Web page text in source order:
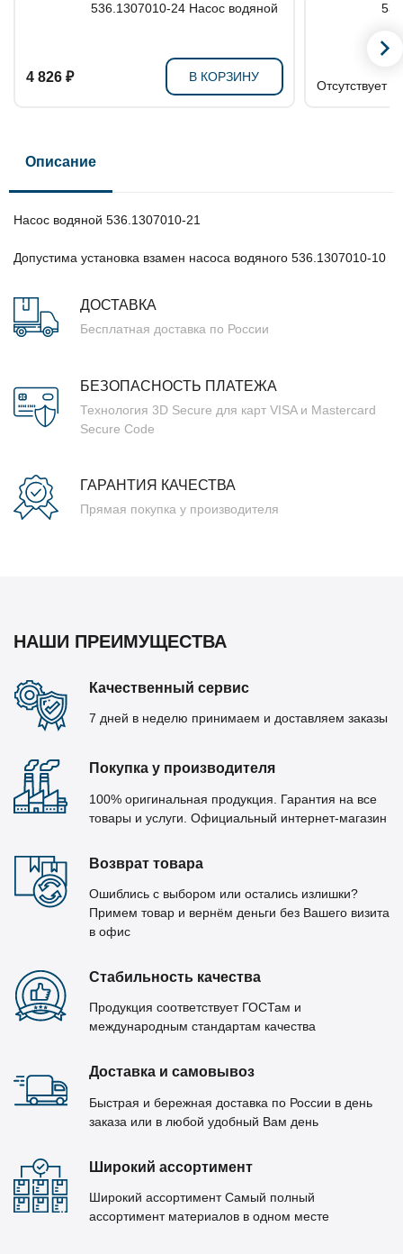
536.1307010-24 Насос водяной
4 826 ₽ В КОРЗИНУ
Отсутствует
Описание
Насос водяной 536.1307010-21
Допустима установка взамен насоса водяного 536.1307010-10
ДОСТАВКА
Бесплатная доставка по России
БЕЗОПАСНОСТЬ ПЛАТЕЖА
Технология 3D Secure для карт VISA и Mastercard
Secure Code
ГАРАНТИЯ КАЧЕСТВА
Прямая покупка у производителя
НАШИ ПРЕИМУЩЕСТВА
Качественный сервис
7 дней в неделю принимаем и доставляем заказы
Покупка у производителя
100% оригинальная продукция. Гарантия на все
товары и услуги. Официальный интернет-магазин
Возврат товара
Ошиблись с выбором или остались излишки?
Примем товар и вернём деньги без Вашего визита
в офис
Стабильность качества
Продукция соответствует ГОСТам и
международным стандартам качества
Доставка и самовывоз
Быстрая и бережная доставка по России в день
заказа или в любой удобный Вам день
Широкий ассортимент
Широкий ассортимент Самый полный
ассортимент материалов в одном месте